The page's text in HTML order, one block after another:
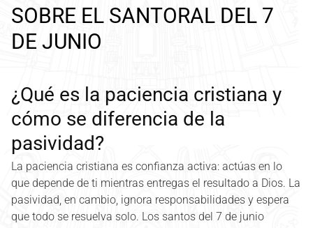
SOBRE EL SANTORAL DEL 7
DE JUNIO
¿Qué es la paciencia cristiana y
cómo se diferencia de la
pasividad?
La paciencia cristiana es confianza activa: actúas en lo
que depende de ti mientras entregas el resultado a Dios. La
pasividad, en cambio, ignora responsabilidades y espera
que todo se resuelva solo. Los santos del 7 de junio